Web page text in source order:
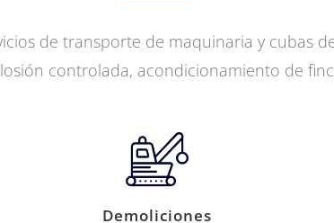
de transporte de maquinaria y cubas
controlada, acondicionamiento de
Demoliciones